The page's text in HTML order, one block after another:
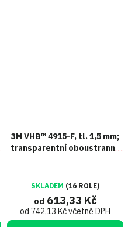
3M VHB™ 4915-F, tl. 1,5 mm;
transparentní oboustranně
SKLADEM (16 ROLE)
od 742,13 Kč včetně DPH
od613,33 Kč